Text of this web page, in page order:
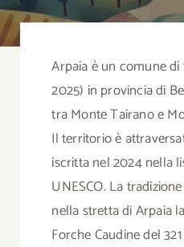
Arpaia è un comune di
2025) in provincia di
tra Monte Tairano e
Il territorio è
iscritta nel 2024 nella
UNESCO. La
nella stretta di Arpaia
Forche Caudine del 321